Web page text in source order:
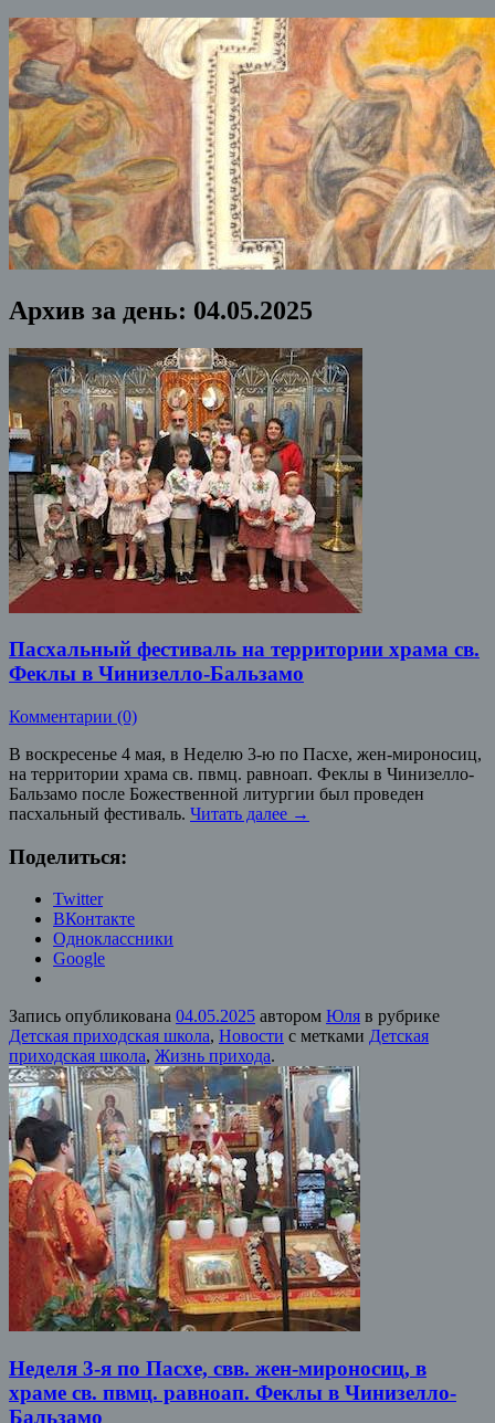
Архив за день: 04.05.2025
Пасхальный фестиваль на территории храма св.
Феклы в Чинизелло-Бальзамо
Комментарии (0)
В воскресенье 4 мая, в Неделю 3-ю по Пасхе, жен-мироносиц,
на территории храма св. пвмц. равноап. Феклы в Чинизелло-
Бальзамо после Божественной литургии был проведен
пасхальный фестиваль. Читать далее →
Поделиться:
Twitter
ВКонтакте
Одноклассники
Google
Запись опубликована 04.05.2025 автором Юля в рубрике
Детская приходская школа, Новости с метками Детская
приходская школа, Жизнь прихода.
Неделя 3-я по Пасхе, свв. жен-мироносиц, в
храме св. пвмц. равноап. Феклы в Чинизелло-
Бальзамо